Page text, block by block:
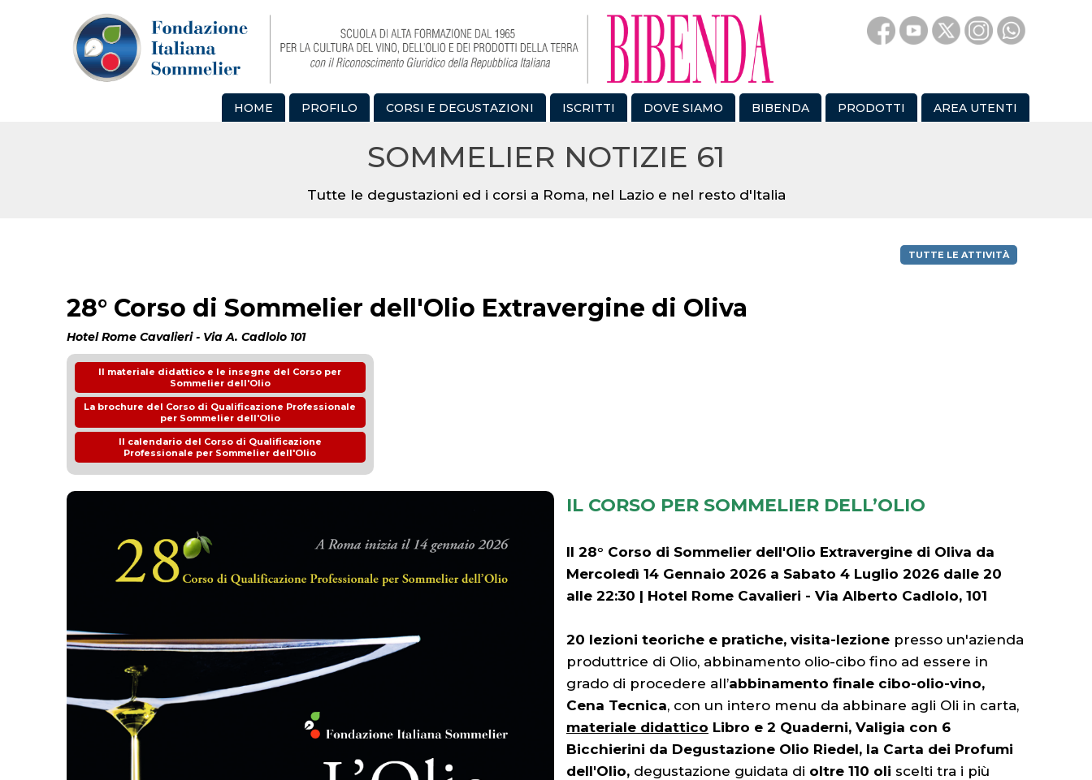
HOME PROFILO CORSI E DEGUSTAZIONI ISCRITTI DOVE SIAMO BIBENDA PRODOTTI AREA UTENTI
SOMMELIER NOTIZIE 61
Tutte le degustazioni ed i corsi a Roma, nel Lazio e nel resto d'Italia
TUTTE LE ATTIVITÀ
28° Corso di Sommelier dell'Olio Extravergine di Oliva
Hotel Rome Cavalieri - Via A. Cadlolo 101
Il materiale didattico e le insegne del Corso per
Sommelier dell'Olio
La brochure del Corso di Qualificazione Professionale
per Sommelier dell'Olio
Il calendario del Corso di Qualificazione
Professionale per Sommelier dell'Olio
IL CORSO PER SOMMELIER DELL’OLIO
Il 28° Corso di Sommelier dell'Olio Extravergine di Oliva da
Mercoledì 14 Gennaio 2026 a Sabato 4 Luglio 2026 dalle 20
alle 22:30 | Hotel Rome Cavalieri - Via Alberto Cadlolo, 101
20 lezioni teoriche e pratiche, visita-lezione presso un'azienda
produttrice di Olio, abbinamento olio-cibo fino ad essere in
grado di procedere all’abbinamento finale cibo-olio-vino,
Cena Tecnica, con un intero menu da abbinare agli Oli in carta,
materiale didattico Libro e 2 Quaderni, Valigia con 6
Bicchierini da Degustazione Olio Riedel, la Carta dei Profumi
dell'Olio, degustazione guidata di oltre 110 oli scelti tra i più